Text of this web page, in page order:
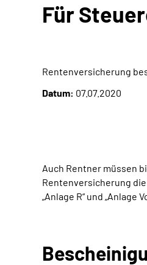
Für
Rentenversicherung
Datum: 07.07.2020
Auch Rentner müssen
Rentenversicherung
„Anlage R“ und „Anlage